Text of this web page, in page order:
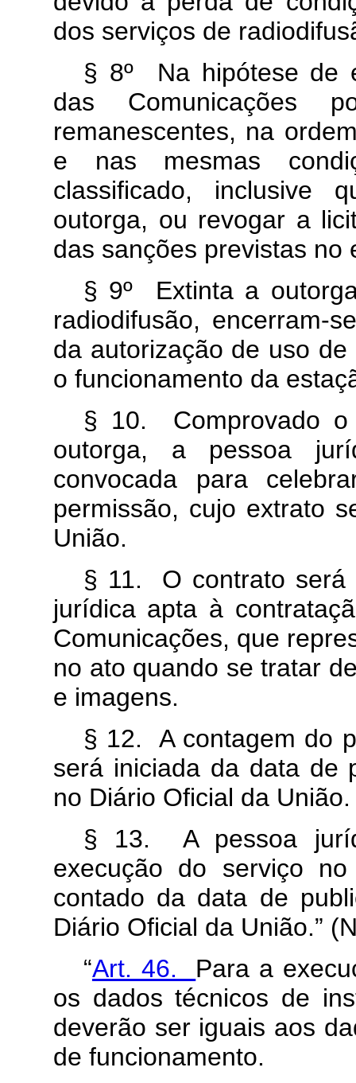
dos serviços de
§ 8º Na hipótese de
das Comunicações
remanescentes, na
e nas mesmas
classificado, inclusive
outorga, ou revogar a
das sanções previstas no
§ 9º Extinta a
radiodifusão, encerram-
da autorização de uso
o funcionamento da
§ 10. Comprovado o
outorga, a pessoa
convocada para
permissão, cujo extrato
União.
§ 11. O contrato será
jurídica apta à
Comunicações, que
no ato quando se tratar
e imagens.
§ 12. A contagem do
será iniciada da data de
no Diário Oficial da União.
§ 13. A pessoa
execução do serviço
contado da data de
Diário Oficial da União.”
“Art. 46. Para a
os dados técnicos de
deverão ser iguais aos
de funcionamento.